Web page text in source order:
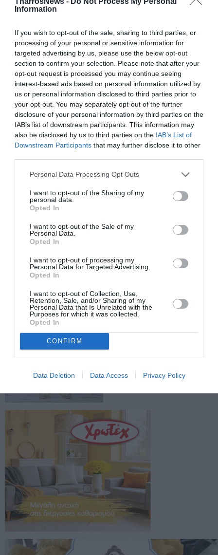
Information
If you wish to opt-out of the sale, sharing to third parties, or
processing of your personal or sensitive information for
targeted advertising by us, please use the below opt-out
section to confirm your selection. Please note that after your
opt-out request is processed you may continue seeing
interest-based ads based on personal information utilized by
us or personal information disclosed to third parties prior to
your opt-out. You may separately opt-out of the further
disclosure of your personal information by third parties on the
IAB’s list of downstream participants. This information may
also be disclosed by us to third parties on the IAB’s List of
Downstream Participants that may further disclose it to other
Personal Data Processing Opt Outs
I want to opt-out of the Sharing of my
personal data.
Opted In
I want to opt-out of the Sale of my
Personal Data.
Opted In
I want to opt-out of processing my
Personal Data for Targeted Advertising.
Opted In
I want to opt-out of Collection, Use,
Retention, Sale, and/or Sharing of my
Personal Data that Is Unrelated with the
Purposes for which it was collected.
Opted In
CONFIRM
Data Deletion Data Access Privacy Policy
να φοράει μπλούζα ομάδας διαφορετικής προτίμησης
υποστήριξη της κατηγορίας στο αυτόφωρο Μονομελές
Πλημμελειοδικείο Καλαμάτας, το δικαστήριο
υιοθέτησε τους ισχυρισμούς μας και αποφάνθηκε για
την καταδίκη του ενός εκ των 7 δραστών, ο οποίος είχε
συλληφθεί στο πλαίσιο της αυτόφωρης διαδικασίας,
καταδικάζοντας τον σε 26 μήνες φυλάκισης και
διατάσσοντας την άμεση έκτιση της ποινής.
Αναμένουμε από την Αστυνομία την ανακάλυψη της
ταυτότητας και των υπόλοιπων 6 δραστών, για να
οδηγηθούν κι αυτοί με τη σειρά τους ενώπιον της
Δικαιοσύνης».
Της Βίκυς Βετουλάκη
ΞΥΛΟΔΑΡΜΟΣ
Facebook Twitter